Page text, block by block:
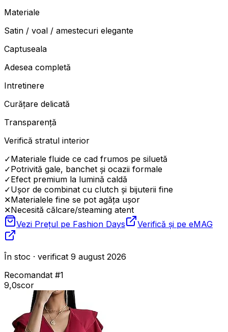
Materiale
Satin / voal / amestecuri elegante
Captuseala
Adesea completă
Intretinere
Curățare delicată
Transparență
Verifică stratul interior
✓Materiale fluide ce cad frumos pe siluetă
✓Potrivită gale, banchet și ocazii formale
✓Efect premium la lumină caldă
✓Ușor de combinat cu clutch și bijuterii fine
✕Materialele fine se pot agăța ușor
✕Necesită călcare/steaming atent
Vezi Prețul pe Fashion Days Verifică și pe eMAG
În stoc · verificat 9 august 2026
Recomandat #1
9,0scor